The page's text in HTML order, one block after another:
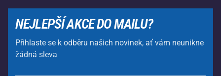
NEJLEPŠÍ AKCE DO MAILU?
Přihlaste se k odběru našich novinek, ať vám neunikne
žádná sleva